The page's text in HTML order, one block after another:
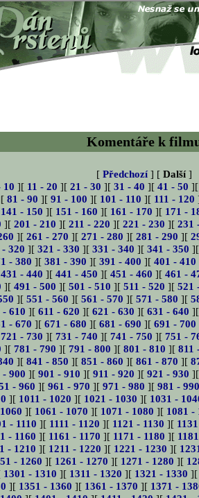
Komentáře k
[ Předchozí] [ Další]
10 ][ 11 - 20 ][ 21 - 30 ][ 31 - 40 ][ 41 - 50
81 - 90 ][91 - 100 ][ 101 - 110 ][ 111 - 120
141 - 150 ][ 151 - 160 ][ 161 - 170 ][ 171 -
][ 201 - 210 ][ 211 - 220 ][ 221 - 230 ][ 231
][ 261 - 270 ][ 271 - 280 ][ 281 - 290 ][
- 320 ][ 321 - 330 ][ 331 - 340 ][ 341 - 350
- 380 ][ 381 - 390 ][ 391 - 400 ][ 401 - 410
431 - 440 ][ 441 - 450 ][ 451 - 460 ][ 461 -
][ 491 - 500 ][ 501 - 510 ][ 511 - 520 ][ 521
][ 551 - 560 ][ 561 - 570 ][ 571 - 580 ][
- 610 ][ 611 - 620 ][ 621 - 630 ][ 631 - 640
- 670 ][ 671 - 680 ][ 681 - 690 ][ 691 - 700
721 - 730 ][ 731 - 740 ][ 741 - 750 ][ 751 -
][ 781 - 790 ][ 791 - 800 ][ 801 - 810 ][ 811
][ 841 - 850 ][ 851 - 860 ][ 861 - 870 ][
- 900 ][ 901 - 910 ][ 911 - 920 ][ 921 - 930
- 960 ][961 - 970 ][971 - 980 ][981 -
][ 1011 - 1020 ][ 1021 - 1030 ][ 1031 -
][ 1061 - 1070 ][ 1071 - 1080 ][ 1081 -
- 1110 ][ 1111 - 1120 ][ 1121 - 1130 ][
- 1160 ][ 1161 - 1170 ][ 1171 - 1180 ][
- 1210 ][ 1211 - 1220 ][ 1221 - 1230 ][
- 1260 ][ 1261 - 1270 ][ 1271 - 1280 ][
1301 - 1310 ][ 1311 - 1320 ][ 1321 - 1330
][ 1351 - 1360 ][ 1361 - 1370 ][ 1371 -